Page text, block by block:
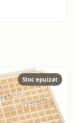
Stoc epuizat